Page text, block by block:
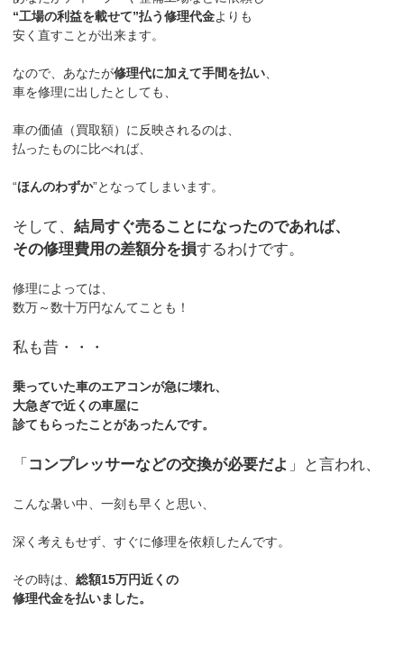
“工場の利益を載せて”払う修理代金よりも
安く直すことが出来ます。
なので、あなたが修理代に加えて手間を払い、
車を修理に出したとしても、
車の価値（買取額）に反映されるのは、
払ったものに比べれば、
“ほんのわずか”となってしまいます。
そして、結局すぐ売ることになったのであれば、
その修理費用の差額分を損するわけです。
修理によっては、
数万～数十万円なんてことも！
私も昔・・・
乗っていた車のエアコンが急に壊れ、
大急ぎで近くの車屋に
診てもらったことがあったんです。
「 コンプレッサーなどの交換が必要だよ 」と言われ、
こんな暑い中、一刻も早くと思い、
深く考えもせず、すぐに修理を依頼したんです。
その時は、総額15万円近くの
修理代金を払いました。